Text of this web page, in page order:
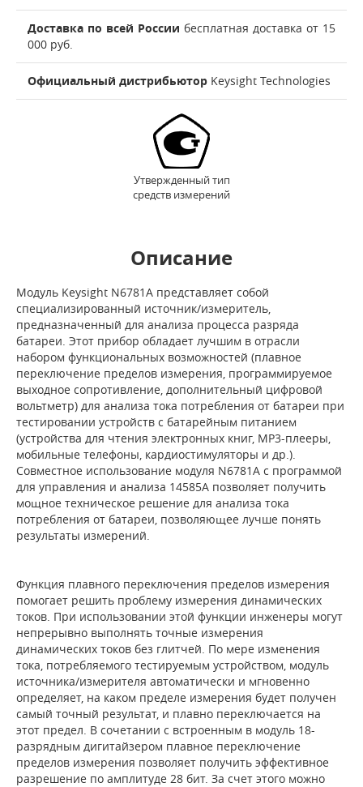
Доставка по всей России бесплатная доставка от 15
000 руб.
Официальный дистрибьютор Keysight Technologies
Утвержденный тип
средств измерений
Описание
Модуль Keysight N6781A представляет собой
специализированный источник/измеритель,
предназначенный для анализа процесса разряда
батареи. Этот прибор обладает лучшим в отрасли
набором функциональных возможностей (плавное
переключение пределов измерения, программируемое
выходное сопротивление, дополнительный цифровой
вольтметр) для анализа тока потребления от батареи при
тестировании устройств с батарейным питанием
(устройства для чтения электронных книг, MP3-плееры,
мобильные телефоны, кардиостимуляторы и др.).
Совместное использование модуля N6781A с программой
для управления и анализа 14585A позволяет получить
мощное техническое решение для анализа тока
потребления от батареи, позволяющее лучше понять
результаты измерений.
Функция плавного переключения пределов измерения
помогает решить проблему измерения динамических
токов. При использовании этой функции инженеры могут
непрерывно выполнять точные измерения
динамических токов без глитчей. По мере изменения
тока, потребляемого тестируемым устройством, модуль
источника/измерителя автоматически и мгновенно
определяет, на каком пределе измерения будет получен
самый точный результат, и плавно переключается на
этот предел. В сочетании с встроенным в модуль 18-
разрядным дигитайзером плавное переключение
пределов измерения позволяет получить эффективное
разрешение по амплитуде 28 бит. За счет этого можно